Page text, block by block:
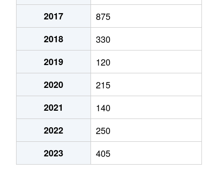
2017
875
2018
330
2019
120
2020
215
2021
140
2022
250
2023
405